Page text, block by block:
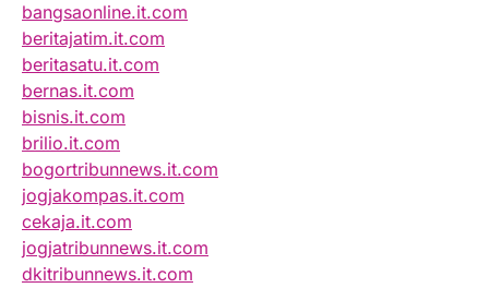
bangsaonline.it.com
beritajatim.it.com
beritasatu.it.com
bernas.it.com
bisnis.it.com
brilio.it.com
bogortribunnews.it.com
jogjakompas.it.com
cekaja.it.com
jogjatribunnews.it.com
dkitribunnews.it.com